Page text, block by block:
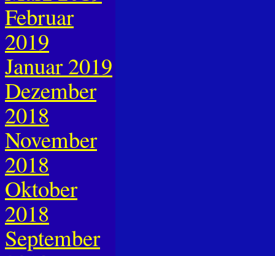
Februar
2019
Januar 2019
Dezember
2018
November
2018
Oktober
2018
September